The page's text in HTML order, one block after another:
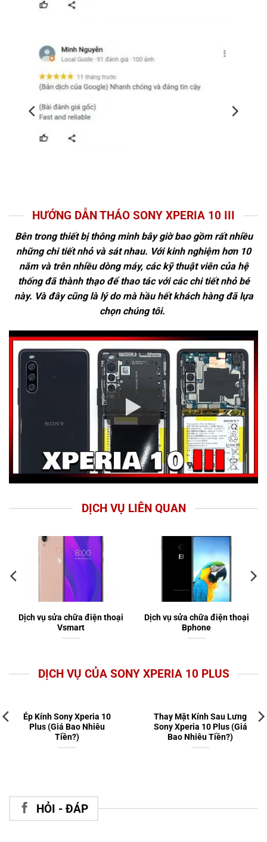
HƯỚNG DẪN THÁO SONY XPERIA 10 III
Bên trong thiết bị thông minh bây giờ bao gồm rất nhiều
những chi tiết nhỏ và sát nhau. Với kinh nghiệm hơn 10
năm và trên nhiều dòng máy, các kỹ thuật viên của hệ
thống đã thành thạo để thao tác với các chi tiết nhỏ bé
này. Và đây cũng là lý do mà hầu hết khách hàng đã lựa
chọn chúng tôi.
DỊCH VỤ LIÊN QUAN
Dịch vụ sửa chữa điện thoại
Vsmart
Dịch vụ sửa chữa điện thoại
Bphone
DỊCH VỤ CỦA SONY XPERIA 10 PLUS
Ép Kính Sony Xperia 10
Plus (Giá Bao Nhiêu
Tiền?)
Thay Mặt Kính Sau Lưng
Sony Xperia 10 Plus (Giá
Bao Nhiêu Tiền?)
HỎI - ĐÁP